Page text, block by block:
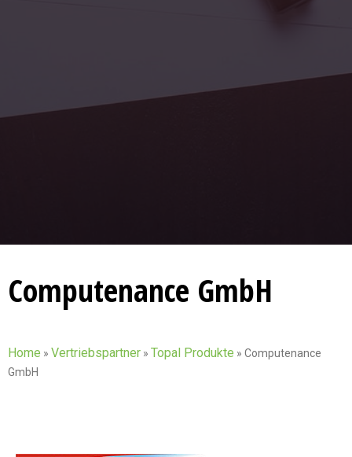
Computenance GmbH
Home » Vertriebspartner » Topal Produkte » Computenance
GmbH